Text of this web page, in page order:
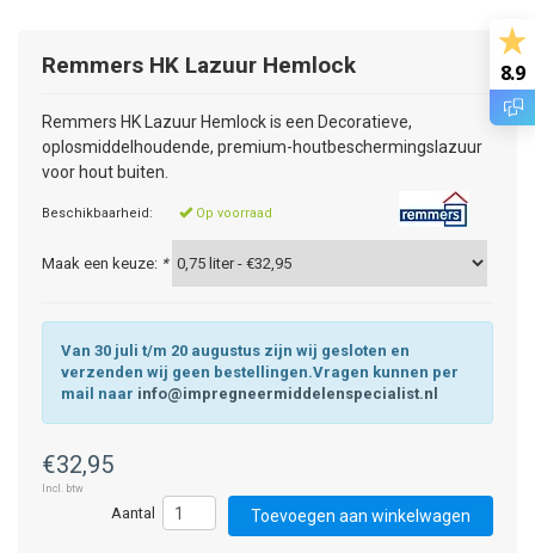
Remmers HK Lazuur Hemlock
Remmers HK Lazuur Hemlock is een Decoratieve,
oplosmiddelhoudende, premium-houtbeschermingslazuur
voor hout buiten.
Beschikbaarheid: Op voorraad
Maak een keuze: *
Van 30 juli t/m 20 augustus zijn wij gesloten en
verzenden wij geen bestellingen.Vragen kunnen per
mail naar info@impregneermiddelenspecialist.nl
€32,95
Incl. btw
Toevoegen aan winkelwagen
8.9